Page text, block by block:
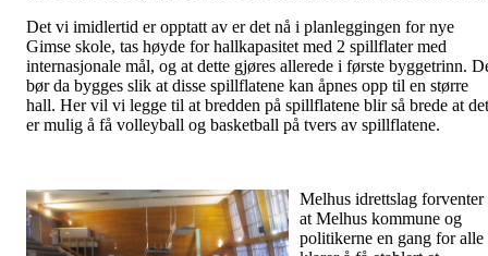
Det vi imidlertid er opptatt av er det nå i planleggingen for nye
Gimse skole, tas høyde for hallkapasitet med 2 spillflater med
internasjonale mål, og at dette gjøres allerede i første byggetrinn.
bør da bygges slik at disse spillflatene kan åpnes opp til en større
hall. Her vil vi legge til at bredden på spillflatene blir så brede at det
er mulig å få volleyball og basketball på tvers av spillflatene.
Melhus idrettslag forventer
at Melhus kommune og
politikerne en gang for alle